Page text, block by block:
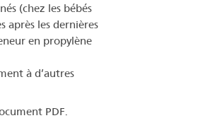
(chez les bébés
après les dernières
en propylène
à d’autres
PDF.